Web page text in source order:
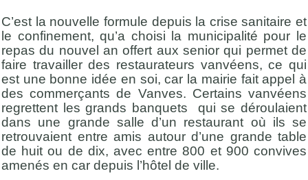
C’est la nouvelle formule depuis la crise sanitaire et
le confinement, qu’a choisi la municipalité pour le
repas du nouvel an offert aux senior qui permet de
faire travailler des restaurateurs vanvéens, ce qui
est une bonne idée en soi, car la mairie fait appel à
des commerçants de Vanves. Certains vanvéens
regrettent les grands banquets qui se déroulaient
dans une grande salle d’un restaurant où ils se
retrouvaient entre amis autour d’une grande table
de huit ou de dix, avec entre 800 et 900 convives
amenés en car depuis l’hôtel de ville.